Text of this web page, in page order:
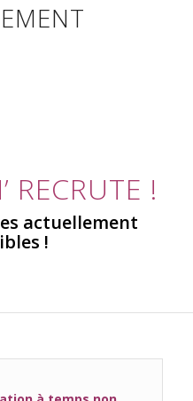
RECRUTE !
actuellement
!